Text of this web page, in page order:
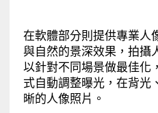
在軟體部分則提供專業人
與自然的景深效果，拍攝
以針對不同場景做最佳化
式自動調整曝光，在背光
晰的人像照片。